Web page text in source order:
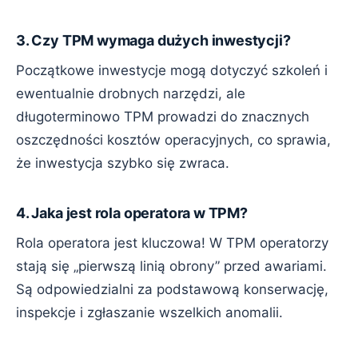
3. Czy TPM wymaga dużych inwestycji?
Początkowe inwestycje mogą dotyczyć szkoleń i
ewentualnie drobnych narzędzi, ale
długoterminowo TPM prowadzi do znacznych
oszczędności kosztów operacyjnych, co sprawia,
że inwestycja szybko się zwraca.
4. Jaka jest rola operatora w TPM?
Rola operatora jest kluczowa! W TPM operatorzy
stają się „pierwszą linią obrony” przed awariami.
Są odpowiedzialni za podstawową konserwację,
inspekcje i zgłaszanie wszelkich anomalii.